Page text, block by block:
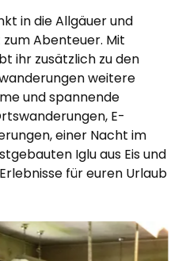
in die Allgäuer und
Abenteuer. Mit
ihr zusätzlich zu den
weitere
und spannende
E-
einer Nacht im
Iglu aus Eis und
für euren Urlaub